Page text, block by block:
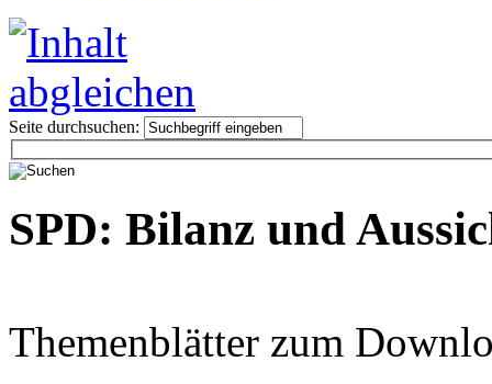
Seite durchsuchen:
SPD: Bilanz und
Themenblätter zum